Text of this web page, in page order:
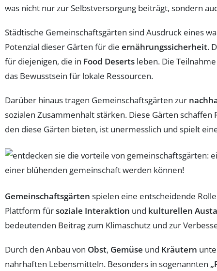
was nicht nur zur Selbstversorgung beiträgt, sondern
Städtische Gemeinschaftsgärten sind Ausdruck eines
Potenzial dieser Gärten für die ernährungssicherheit.
für diejenigen, die in Food Deserts leben. Die
das Bewusstsein für lokale Ressourcen.
Darüber hinaus tragen Gemeinschaftsgärten zur
sozialen Zusammenhalt stärken. Diese Gärten schaffen
den diese Gärten bieten, ist unermesslich und spielt
Gemeinschaftsgärten spielen eine entscheidende
Plattform fürsoziale Interaktion und kulturellen
bedeutenden Beitrag zum Klimaschutz und zur
Durch den Anbau von Obst, Gemüse und Kräutern
nahrhaften Lebensmitteln. Besonders in sogenannten